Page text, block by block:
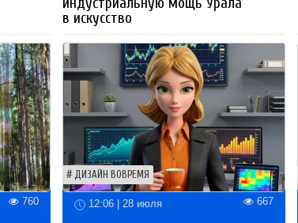
в искусство
760
ДИЗАЙН ВОВРЕМЯ
12:06 | 28 июля 667